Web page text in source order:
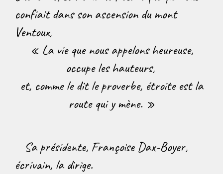
confiait dans son ascension du mont
Ventoux,
« La vie que nous appelons heureuse,
occupe les hauteurs,
et, comme le dit le proverbe, étroite est la
route qui y mène. »
Sa présidente, Françoise Dax-Boyer,
écrivain, la dirige.